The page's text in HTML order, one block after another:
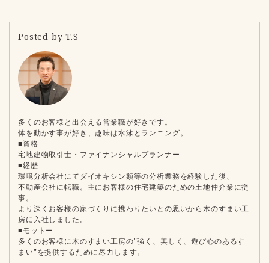
Posted by T.S
多くのお客様と出会える営業職が好きです。
体を動かす事が好き、趣味は水泳とランニング。
■資格
宅地建物取引士・ファイナンシャルプランナー
■経歴
環境分析会社にてダイオキシン類等の分析業務を経験した後、
不動産会社に転職。主にお客様の住宅建築のための土地仲介業に従
事。
より深くお客様の家づくりに携わりたいとの思いから木のすまい工
房に入社しました。
■モットー
多くのお客様に木のすまい工房の"強く、美しく、遊び心のあるす
まい"を提供するために尽力します。